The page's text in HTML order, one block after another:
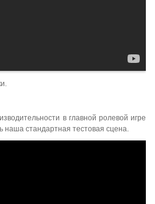
в главной ролевой игре
наша стандартная тестовая сцена.